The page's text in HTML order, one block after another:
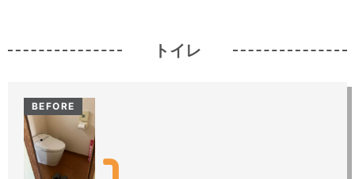
トイレ
BEFORE